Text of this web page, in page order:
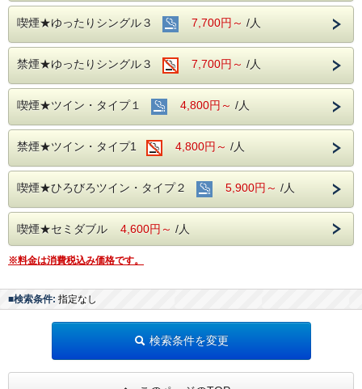
レ-トより
お選び下さい。（別途料金）
駐車場：予約制（別途料金）
喫煙★ゆったりシングル３ 7,700円～ /人
禁煙★ゆったりシングル３ 7,700円～ /人
喫煙★ツイン・タイプ１ 4,800円～ /人
禁煙★ツイン・タイプ1 4,800円～ /人
喫煙★ひろびろツイン・タイプ２ 5,900円～ /人
喫煙★セミダブル 4,600円～ /人
※料金は消費税込み価格です。
■検索条件: 指定なし
検索条件を変更